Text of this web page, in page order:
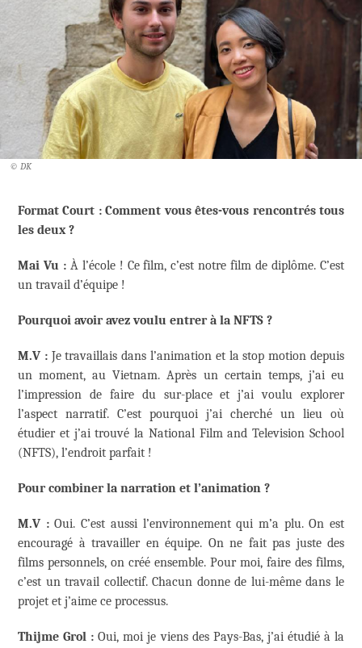
© DK
Format Court : Comment vous êtes-vous rencontrés tous
les deux ?
Mai Vu :À l’école ! Ce film, c’est notre film de diplôme. C’est
un travail d’équipe !
Pourquoi avoir avez voulu entrer à la NFTS ?
M.V :Je travaillais dans l’animation et la stop motion depuis
un moment, au Vietnam. Après un certain temps, j’ai eu
l’impression de faire du sur-place et j’ai voulu explorer
l’aspect narratif. C’est pourquoi j’ai cherché un lieu où
étudier et j’ai trouvé la National Film and Television School
(NFTS), l’endroit parfait !
Pour combiner la narration et l’animation ?
M.V :Oui. C’est aussi l’environnement qui m’a plu. On est
encouragé à travailler en équipe. On ne fait pas juste des
films personnels, on créé ensemble. Pour moi, faire des films,
c’est un travail collectif. Chacun donne de lui-même dans le
projet et j’aime ce processus.
Thijme Grol : Oui, moi je viens des Pays-Bas, j’ai étudié à la